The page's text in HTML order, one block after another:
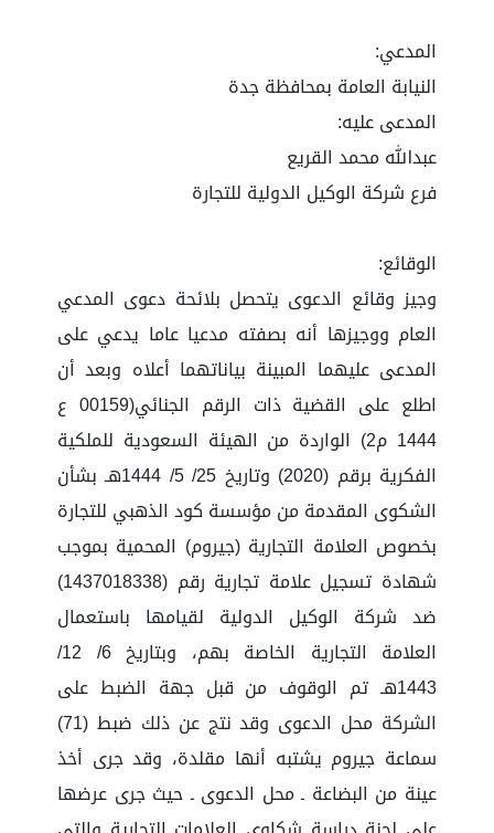
المدعي:
النيابة العامة بمحافظة جدة
المدعى عليه:
عبدالله محمد القريع
فرع شركة الوكيل الدولية للتجارة
الوقائع:
وجيز وقائع الدعوى يتحصل بلائحة دعوى المدعي
العام ووجيزها أنه بصفته مدعيا عاما يدعي على
المدعى عليهما المبينة بياناتهما أعلاه وبعد أن
اطلع على القضية ذات الرقم الجنائي(00159 ع
1444 م2) الواردة من الهيئة السعودية للملكية
الفكرية برقم (2020) وتاريخ 25/ 5/ 1444هـ بشأن
الشكوى المقدمة من مؤسسة كود الذهبي للتجارة
بخصوص العلامة التجارية (جيروم) المحمية بموجب
شهادة تسجيل علامة تجارية رقم (1437018338)
ضد شركة الوكيل الدولية لقيامها باستعمال
العلامة التجارية الخاصة بهم، وبتاريخ 6/ 12/
1443هـ تم الوقوف من قبل جهة الضبط على
الشركة محل الدعوى وقد نتج عن ذلك ضبط (71)
سماعة جيروم يشتبه أنها مقلدة، وقد جرى أخذ
عينة من البضاعة ـ محل الدعوى ـ حيث جرى عرضها